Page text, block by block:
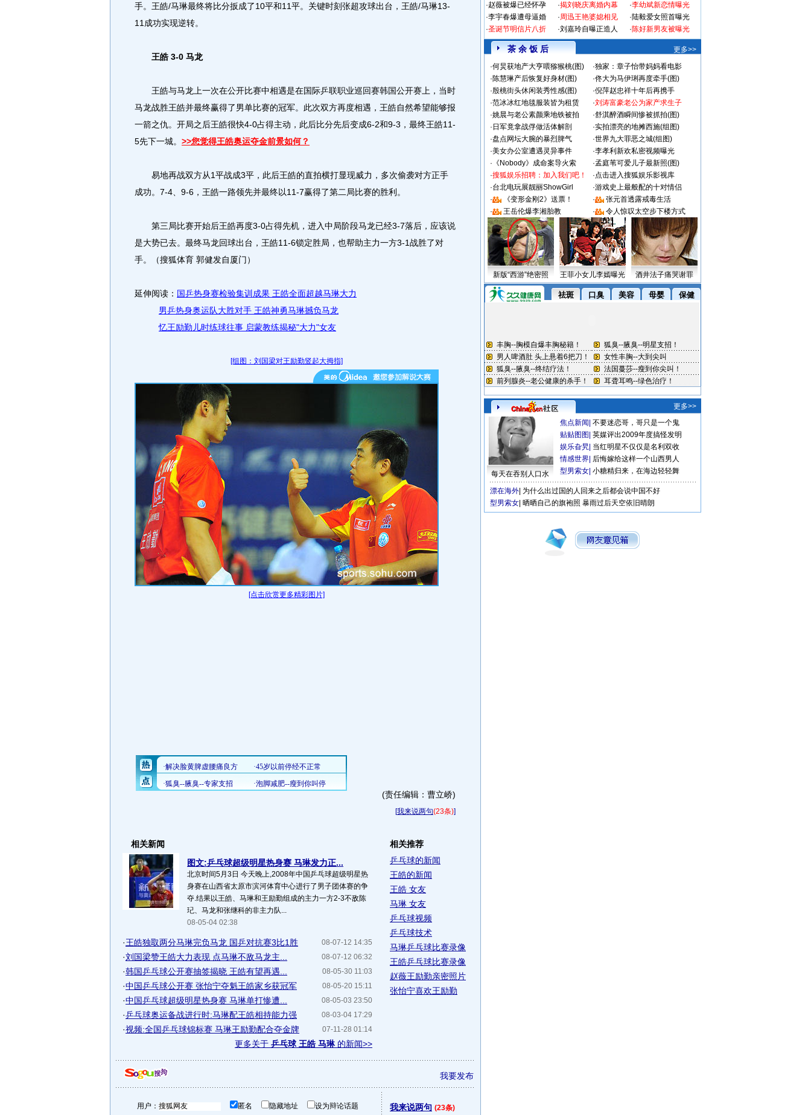
手。王皓/马琳最终将比分扳成了10平和11平。关键时刻张超攻球出台，王皓/马琳13-
11成功实现逆转。
王皓 3-0 马龙
王皓与马龙上一次在公开比赛中相遇是在国际乒联职业巡回赛韩国公开赛上，当时
马龙战胜王皓并最终赢得了男单比赛的冠军。此次双方再度相遇，王皓自然希望能够报
一箭之仇。开局之后王皓很快4-0占得主动，此后比分先后变成6-2和9-3，最终王皓11-
5先下一城。 >>您觉得王皓奥运夺金前景如何？
易地再战双方从1平战成3平，此后王皓的直拍横打显现威力，多次偷袭对方正手
成功。7-4、9-6，王皓一路领先并最终以11-7赢得了第二局比赛的胜利。
第三局比赛开始后王皓再度3-0占得先机，进入中局阶段马龙已经3-7落后，应该说
是大势已去。最终马龙回球出台，王皓11-6锁定胜局，也帮助主力一方3-1战胜了对
手。（搜狐体育 郭健发自厦门）
延伸阅读： 国乒热身赛检验集训成果 王皓全面超越马琳大力
男乒热身奥运队大胜对手 王皓神勇马琳撼负马龙
忆王励勤儿时练球往事 启蒙教练揭秘"大力"女友
[组图：刘国梁对王励勤竖起大拇指]
[点击欣赏更多精彩图片]
(责任编辑：曹立峤)
[我来说两句(23条)]
相关新闻
图文:乒乓球超级明星热身赛 马琳发力正...
北京时间5月3日 今天晚上,2008年中国乒乓球超级明星热
身赛在山西省太原市滨河体育中心进行了男子团体赛的争
夺.结果以王皓、马琳和王励勤组成的主力一方2-3不敌陈
玘、马龙和张继科的非主力队...
08-05-04 02:38
08-07-12 14:35
·王皓独取两分马琳完负马龙 国乒对抗赛3比1胜
08-07-12 06:32
·刘国梁赞王皓大力表现 点马琳不敌马龙主...
08-05-30 11:03
·韩国乒乓球公开赛抽签揭晓 王皓有望再遇...
08-05-20 15:11
·中国乒乓球公开赛 张怡宁夺魁王皓家乡获冠军
08-05-03 23:50
·中国乒乓球超级明星热身赛 马琳单打惨遭...
08-03-04 17:29
·乒乓球奥运备战进行时:马琳配王皓相持能力强
07-11-28 01:14
·视频:全国乒乓球锦标赛 马琳王励勤配合夺金牌
更多关于 乒乓球 王皓 马琳 的新闻>>
相关推荐
乒乓球的新闻
王皓的新闻
王皓 女友
马琳 女友
乒乓球视频
乒乓球技术
马琳乒乓球比赛录像
王皓乒乓球比赛录像
赵薇王励勤亲密照片
张怡宁喜欢王励勤
我要发布
用户： 匿名 隐藏地址 设为辩论话题 我来说两句 (23条)
·赵薇被爆已经怀孕
·李宇春爆遭母逼婚
·圣诞节明信片八折
·揭刘晓庆离婚内幕
·周迅王艳婆媳相见
·刘嘉玲自曝正造人
·李幼斌新恋情曝光
·陆毅爱女照首曝光
·陈好新男友被曝光
茶 余 饭 后
更多>>
·何炅获地产大亨喂猕猴桃(图) ·独家：章子怡带妈妈看电影
·陈慧琳产后恢复好身材(图) ·佟大为马伊琍再度牵手(图)
·殷桃街头休闲装秀性感(图) ·倪萍赵忠祥十年后再携手
·范冰冰红地毯服装皆为租赁 ·刘涛富豪老公为家产求生子
·姚晨与老公素颜乘地铁被拍 ·舒淇醉酒瞬间惨被抓拍(图)
· 日军竟拿战俘做活体解剖 ·实拍漂亮的地摊西施(组图)
·盘点网坛大腕的暴烈脾气 ·世界九大罪恶之城(组图)
·美女办公室遭遇灵异事件 ·李孝利新欢私密视频曝光
· 《Nobody》成命案导火索 ·孟庭苇可爱儿子最新照(图)
·搜狐娱乐招聘：加入我们吧！ ·点击进入搜狐娱乐影视库
·台北电玩展靓丽ShowGirl ·游戏史上最般配的十对情侣
·
《变形金刚2》送票！ ·
张元首透露戒毒生活
·
王岳伦爆李湘胎教 · 令人惊叹太空步下楼方式
新版“西游”绝密照 王菲小女儿李嫣曝光 酒井法子痛哭谢罪
更多>>
每天在吞别人口水
焦点新闻 不要迷恋哥，哥只是一个鬼
贴贴图图 英媒评出2009年度搞怪发明
娱乐旮旯 当红明星不仅仅是名利双收
情感世界 后悔嫁给这样一个山西男人
型男索女 小糖精归来，在海边轻轻舞
漂在海外 为什么出过国的人回来之后都会说中国不好
型男索女 晒晒自己的旗袍照 暴雨过后天空依旧晴朗